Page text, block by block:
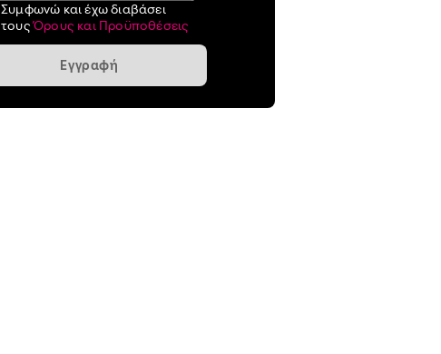
Συμφωνώ και έχω διαβάσει
τουςΌρους και Προϋποθέσεις
Εγγραφή